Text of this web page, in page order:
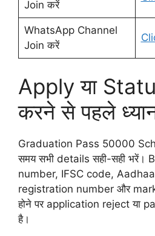
Join करें
WhatsApp Channel
Join करें
Apply या
करने से पहले
Graduation Pass 50000
समय सभी details सही-सही भरें।
number, IFSC code,
registration number और
होने पर application reject या
है।